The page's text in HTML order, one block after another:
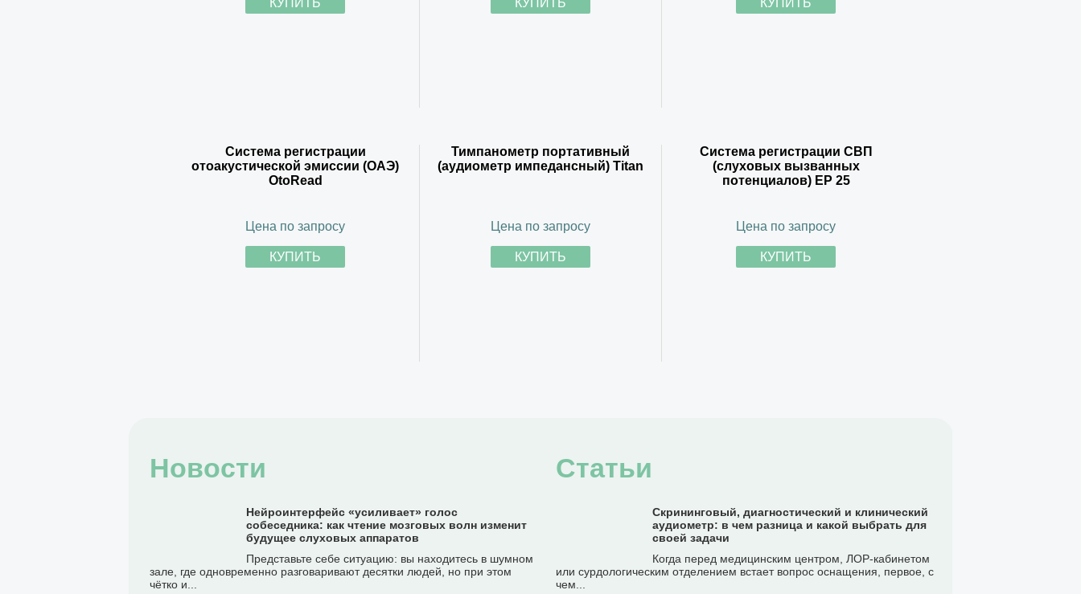
Система регистрации
отоакустической эмиссии (ОАЭ)
OtoRead
Цена по запросу
КУПИТЬ
Тимпанометр портативный
(аудиометр импедансный) Titan
Цена по запросу
КУПИТЬ
Система регистрации СВП
(слуховых вызванных
потенциалов) EP 25
Цена по запросу
КУПИТЬ
Новости
Нейроинтерфейс «усиливает» голос
собеседника: как чтение мозговых волн изменит
будущее слуховых аппаратов
Представьте себе ситуацию: вы находитесь в шумном
зале, где одновременно разговаривают десятки людей, но при этом
чётко и...
Статьи
Скрининговый, диагностический и клинический
аудиометр: в чем разница и какой выбрать для
своей задачи
Когда перед медицинским центром, ЛОР-кабинетом
или сурдологическим отделением встает вопрос оснащения, первое, с
чем...